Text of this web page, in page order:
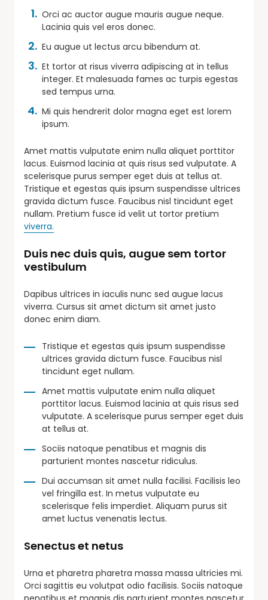
Orci ac auctor augue mauris augue neque.
Lacinia quis vel eros donec.
Eu augue ut lectus arcu bibendum at.
Et tortor at risus viverra adipiscing at in tellus
integer. Et malesuada fames ac turpis egestas
sed tempus urna.
Mi quis hendrerit dolor magna eget est lorem
ipsum.
Amet mattis vulputate enim nulla aliquet porttitor
lacus. Euismod lacinia at quis risus sed vulputate. A
scelerisque purus semper eget duis at tellus at.
Tristique et egestas quis ipsum suspendisse ultrices
gravida dictum fusce. Faucibus nisl tincidunt eget
nullam. Pretium fusce id velit ut tortor pretium
viverra.
Duis nec duis quis, augue sem tortor
vestibulum
Dapibus ultrices in iaculis nunc sed augue lacus
viverra. Cursus sit amet dictum sit amet justo
donec enim diam.
Tristique et egestas quis ipsum suspendisse
ultrices gravida dictum fusce. Faucibus nisl
tincidunt eget nullam.
Amet mattis vulputate enim nulla aliquet
porttitor lacus. Euismod lacinia at quis risus sed
vulputate. A scelerisque purus semper eget duis
at tellus at.
Sociis natoque penatibus et magnis dis
parturient montes nascetur ridiculus.
Dui accumsan sit amet nulla facilisi. Facilisis leo
vel fringilla est. In metus vulputate eu
scelerisque felis imperdiet. Aliquam purus sit
amet luctus venenatis lectus.
Senectus et netus
Urna et pharetra pharetra massa massa ultricies mi.
Orci sagittis eu volutpat odio facilisis. Sociis natoque